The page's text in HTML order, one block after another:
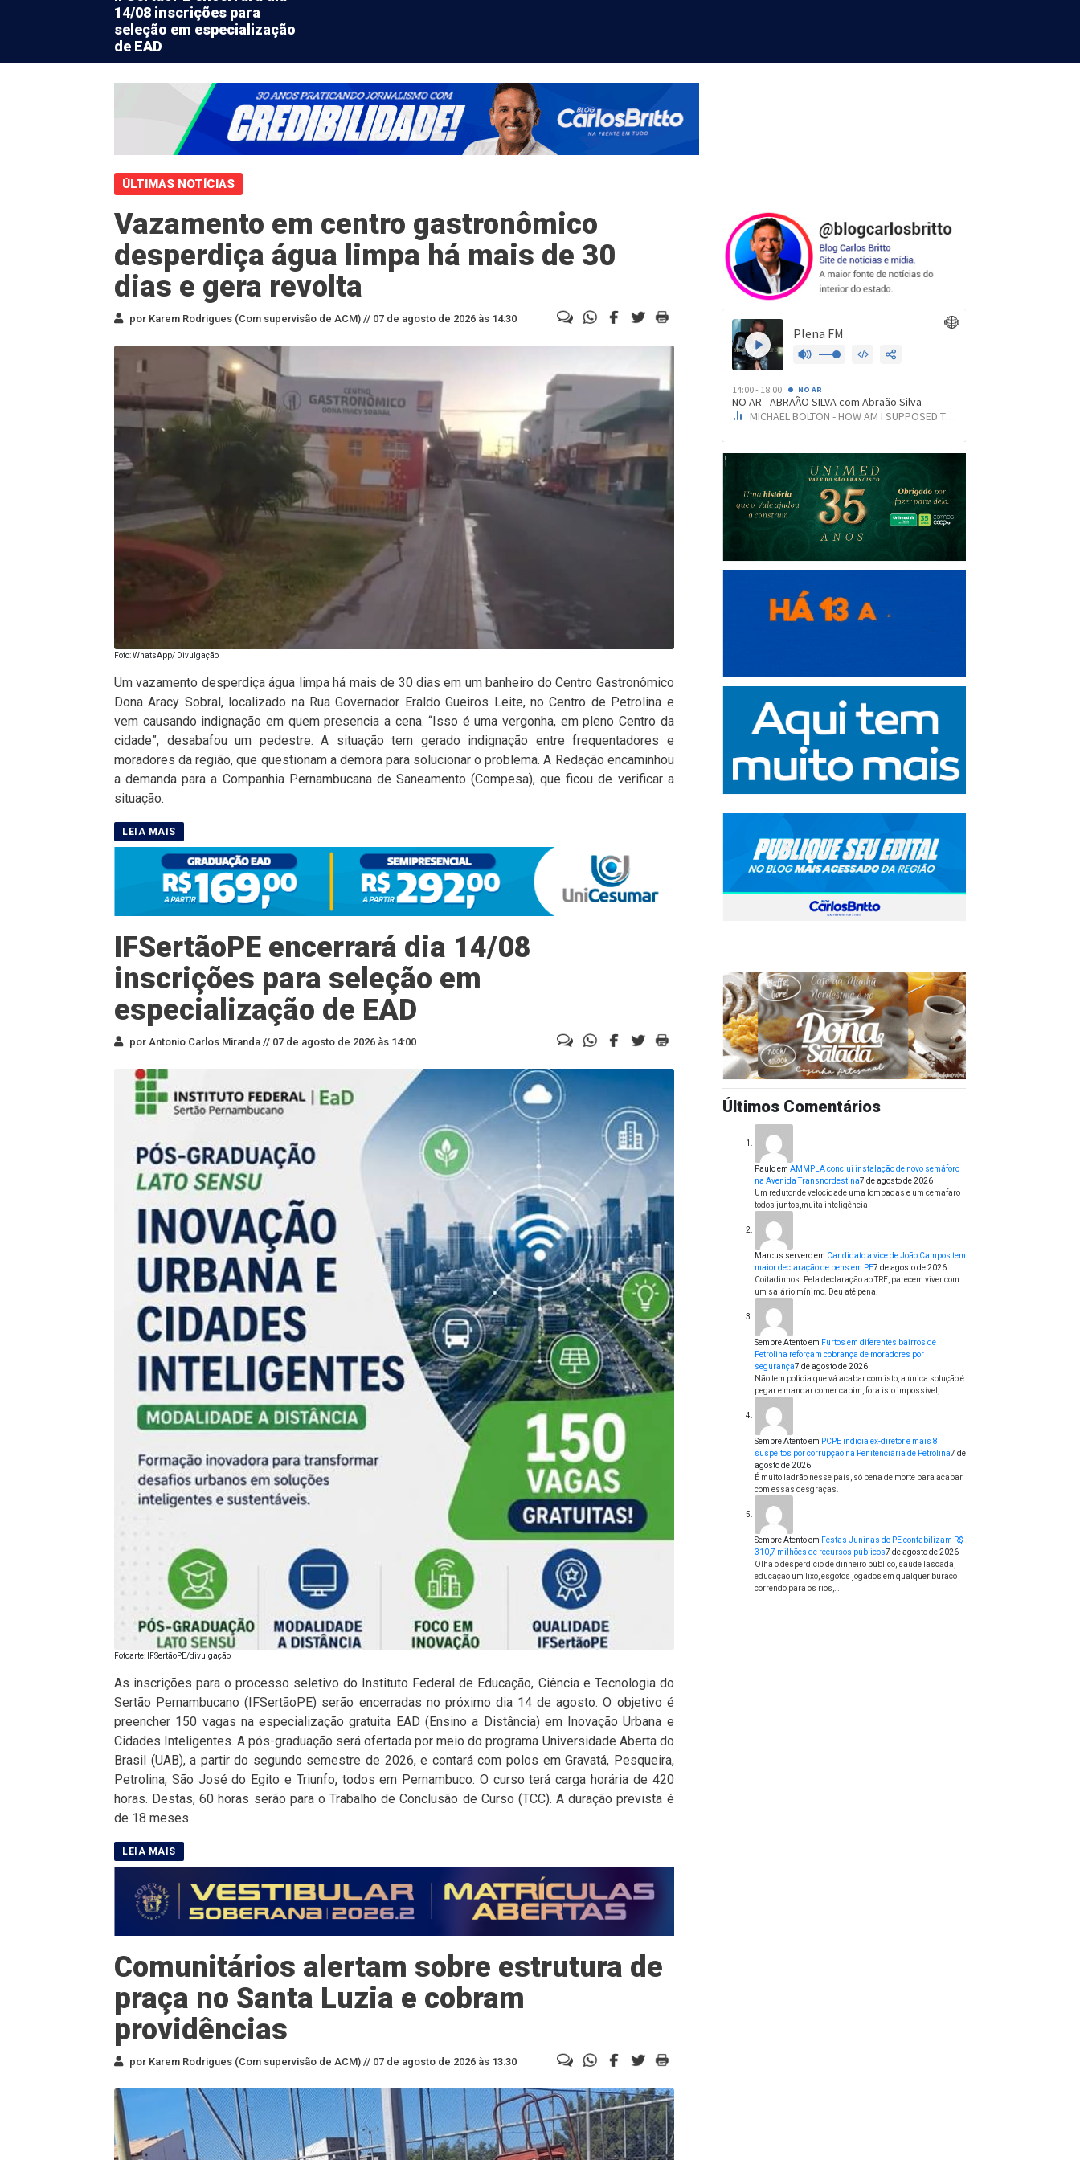
14/08 inscrições para
seleção em especialização
de EAD
ÚLTIMAS NOTÍCIAS
Vazamento em centro gastronômico
desperdiça água limpa há mais de 30
dias e gera revolta
por Karem Rodrigues (Com supervisão de ACM) // 07 de agosto de 2026 às 14:30
Foto: WhatsApp/ Divulgação
Um vazamento desperdiça água limpa há mais de 30 dias em um banheiro do Centro Gastronômico
Dona Aracy Sobral, localizado na Rua Governador Eraldo Gueiros Leite, no Centro de Petrolina e
vem causando indignação em quem presencia a cena. “Isso é uma vergonha, em pleno Centro da
cidade”, desabafou um pedestre. A situação tem gerado indignação entre frequentadores e
moradores da região, que questionam a demora para solucionar o problema. A Redação encaminhou
a demanda para a Companhia Pernambucana de Saneamento (Compesa), que ficou de verificar a
situação.
IFSertãoPE encerrará dia 14/08
inscrições para seleção em
especialização de EAD
por Antonio Carlos Miranda // 07 de agosto de 2026 às 14:00
Fotoarte: IFSertãoPE/divulgação
As inscrições para o processo seletivo do Instituto Federal de Educação, Ciência e Tecnologia do
Sertão Pernambucano (IFSertãoPE) serão encerradas no próximo dia 14 de agosto. O objetivo é
preencher 150 vagas na especialização gratuita EAD (Ensino a Distância) em Inovação Urbana e
Cidades Inteligentes. A pós-graduação será ofertada por meio do programa Universidade Aberta do
Brasil (UAB), a partir do segundo semestre de 2026, e contará com polos em Gravatá, Pesqueira,
Petrolina, São José do Egito e Triunfo, todos em Pernambuco. O curso terá carga horária de 420
horas. Destas, 60 horas serão para o Trabalho de Conclusão de Curso (TCC). A duração prevista é
de 18 meses.
Comunitários alertam sobre estrutura de
praça no Santa Luzia e cobram
providências
por Karem Rodrigues (Com supervisão de ACM) // 07 de agosto de 2026 às 13:30
Últimos Comentários
Pauloem AMMPLA conclui instalação de novo semáforo
na Avenida Transnordestina7 de agosto de 2026
Um redutor de velocidade uma lombadas e um cemafaro
todos juntos,muita inteligência
Marcus serveroem Candidato a vice de João Campos tem
maior declaração de bens em PE7 de agosto de 2026
Coitadinhos. Pela declaração ao TRE, parecem viver com
um salário mínimo. Deu até pena.
Sempre Atentoem Furtos em diferentes bairros de
Petrolina reforçam cobrança de moradores por
segurança7 de agosto de 2026
Não tem policia que vá acabar com isto, a única solução é
pegar e mandar comer capim, fora isto impossível,…
Sempre Atentoem PCPE indicia ex-diretor e mais 8
suspeitos por corrupção na Penitenciária de Petrolina7 de
agosto de 2026
É muito ladrão nesse país, só pena de morte para acabar
com essas desgraças.
Sempre Atentoem Festas Juninas de PE contabilizam R$
310,7 milhões de recursos públicos7 de agosto de 2026
Olha o desperdício de dinheiro público, saúde lascada,
educação um lixo, esgotos jogados em qualquer buraco
correndo para os rios,…